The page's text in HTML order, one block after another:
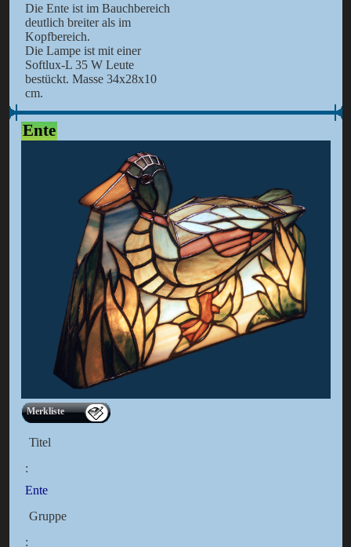
Die Ente ist im Bauchbereich
deutlich breiter als im
Kopfbereich.
Die Lampe ist mit einer
Softlux-L 35 W Leute
bestückt. Masse 34x28x10
cm.
Ente
Merkliste
Titel
:
Ente
Gruppe
: